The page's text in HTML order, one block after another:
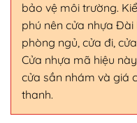
bảo vệ môi trường.
phú nên cửa nhựa
phòng ngủ, cửa đi,
Cửa nhựa mã hiệu
cửa sần nhám và giá
thanh.